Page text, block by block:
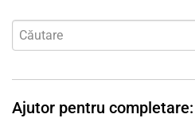
Ajutor pentru